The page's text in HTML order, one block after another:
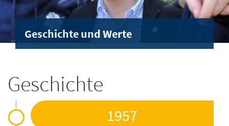
Geschichte und Werte
Geschichte
1957